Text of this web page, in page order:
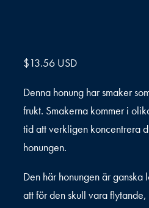
$13.56 USD
Denna honung har smaker
frukt. Smakerna kommer i
tid att verkligen koncentrera
honungen.
Den här honungen är ganska
att för den skull vara